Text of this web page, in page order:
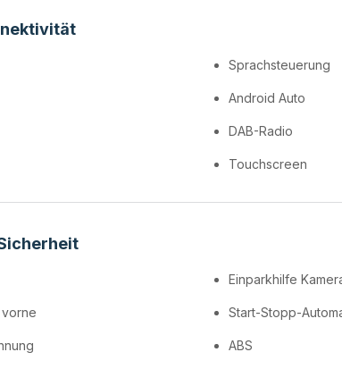
Sprachsteuerung
Android Auto
DAB-Radio
Touchscreen
Einparkhilfe
Start-Stopp-
ABS